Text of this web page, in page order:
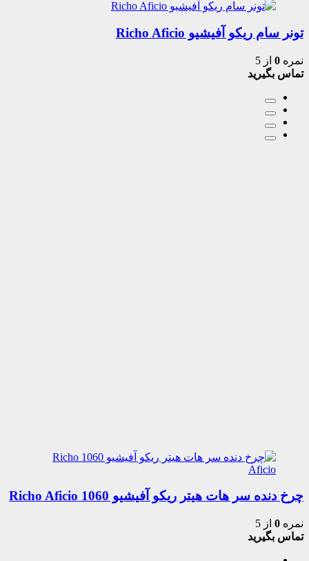
تونر سام ریکو آفیشیو Richo Aficio
نمره 0 از 5
تماس بگیرید
چرخ دنده سر هات هیتر ریکو آفیشیو 1060 Richo Aficio
نمره 0 از 5
تماس بگیرید